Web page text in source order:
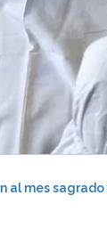
al mes